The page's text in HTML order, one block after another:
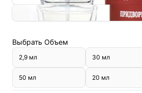
Выбрать Объем
2,9 мл 30 мл
50 мл 20 мл